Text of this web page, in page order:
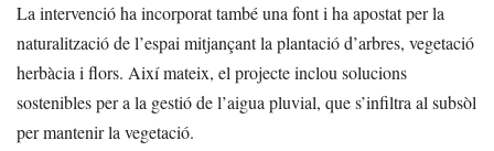
La intervenció ha incorporat també una font i ha apostat per la
naturalització de l’espai mitjançant la plantació d’arbres, vegetació
herbàcia i flors. Així mateix, el projecte inclou solucions
sostenibles per a la gestió de l’aigua pluvial, que s’infiltra al subsòl
per mantenir la vegetació.